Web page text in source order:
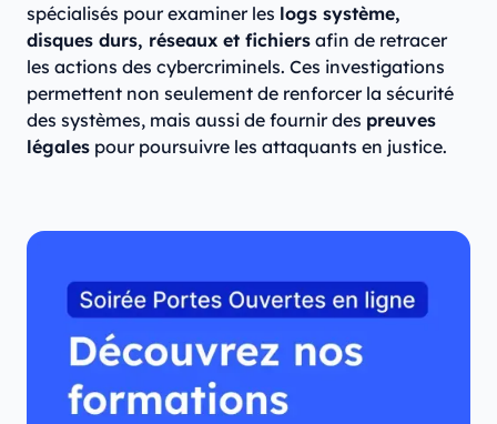
spécialisés pour examiner les logs système,
disques durs, réseaux et fichiers afin de retracer
les actions des cybercriminels. Ces investigations
permettent non seulement de renforcer la sécurité
des systèmes, mais aussi de fournir des preuves
légales pour poursuivre les attaquants en justice.